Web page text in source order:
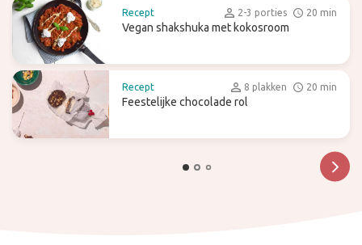
Recept 2-3 porties 20 min
Vegan shakshuka met kokosroom
Recept 8 plakken 20 min
Feestelijke chocolade rol